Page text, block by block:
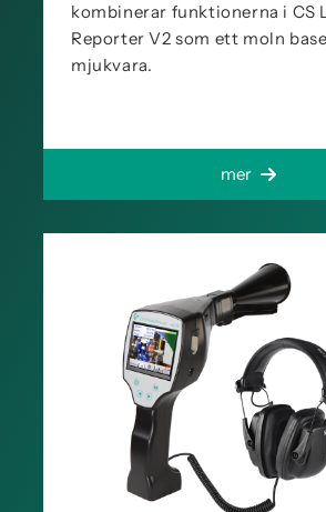
kombinerar funktionerna i CS
Reporter V2 som ett moln
mjukvara.
mer